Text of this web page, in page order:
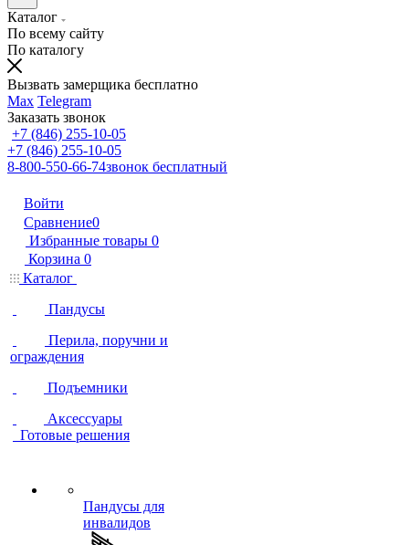
Каталог
По всему сайту
По каталогу
Вызвать замерщика бесплатно
Max Telegram
Заказать звонок
+7 (846) 255-10-05
+7 (846) 255-10-05
8-800-550-66-74звонок бесплатный
Войти
Сравнение0
Избранные товары 0
Корзина 0
Каталог
Пандусы
Перила, поручни и
ограждения
Подъемники
Аксессуары
Готовые решения
Пандусы для
инвалидов